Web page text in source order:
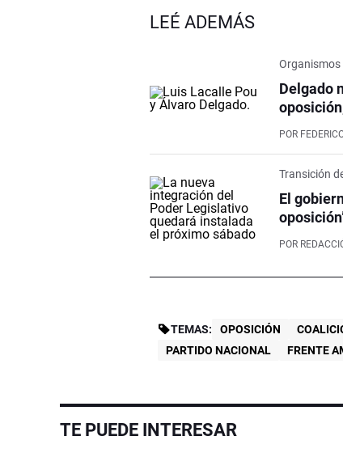
LEÉ ADEMÁS
Delgado
POR
Transición
El
POR
TEMAS: OPOSICIÓN
PARTIDO NACIONAL
FRENTE
TE PUEDE INTERESAR